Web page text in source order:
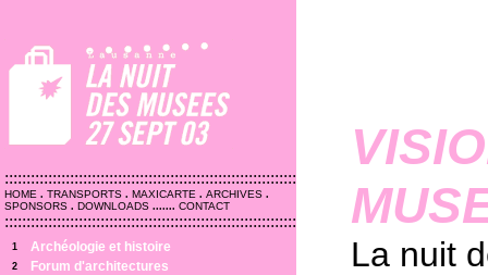
:::::::::::::::::::::::::::::::::::::::::::::::::::::::::::::::::::
HOME . TRANSPORTS . MAXICARTE . ARCHIVES .
SPONSORS . DOWNLOADS ....... CONTACT
:::::::::::::::::::::::::::::::::::::::::::::::::::::::::::::::::::
1 Archéologie et histoire
2 Forum d'architectures La nuit